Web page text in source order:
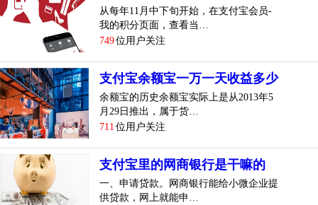
二、入驻操作指南
1、公募机构入驻指引链接：
https://cshall.alipay.com/enterprise/knowledgedetail.htm?
knowledgeid=201602402836
2、非公募机构入驻指引链接：
knowledgeid=201602402752
3、机构入驻填写信息：
从每年11月中下旬开始，在支付宝会员-
我的积分页面，查看当…
749位用户关注
支付宝余额宝一万一天收益多少
余额宝的历史余额宝实际上是从2013年5
月29日推出，属于货…
711 位用户关注
支付宝里的网商银行是干嘛的
一、申请贷款。网商银行能给小微企业提
供贷款，网上就能申…